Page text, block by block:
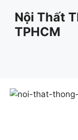
Nội Thất
TPHCM